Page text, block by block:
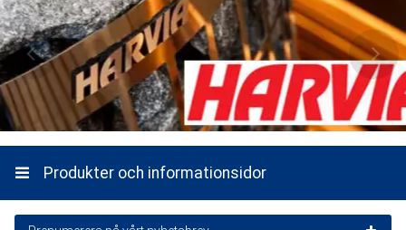
Produkt
Service och leverans
Olli-Pekka 2021-01-13
Service och leverans
Produkter och informationsidor